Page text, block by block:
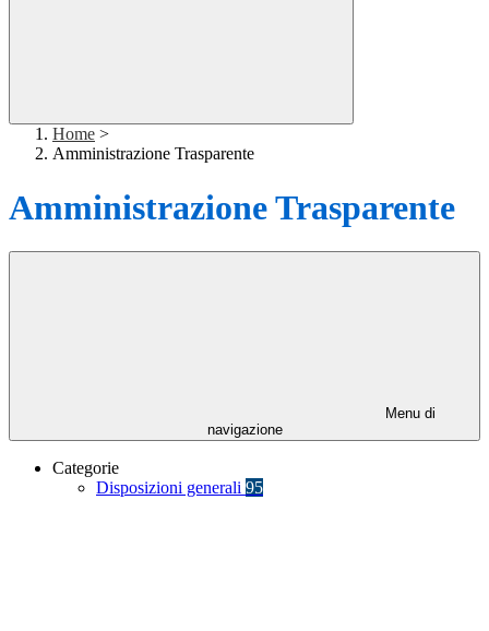
Home >
Amministrazione Trasparente
Amministrazione Trasparente
Menu di
navigazione
Categorie
Disposizioni generali 95